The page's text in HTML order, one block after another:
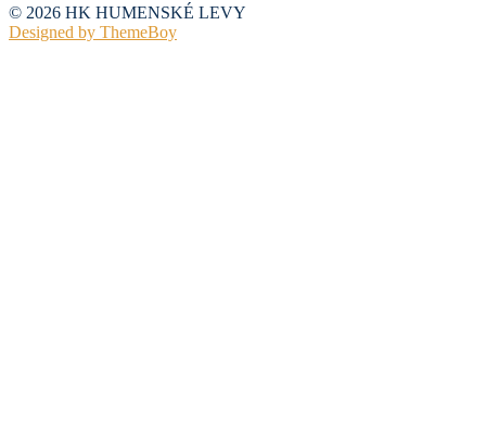
© 2026 HK HUMENSKÉ LEVY
Designed by ThemeBoy